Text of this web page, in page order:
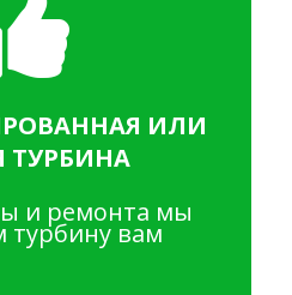
ИЛИ
ТУРБИНА
и ремонта мы
турбину вам